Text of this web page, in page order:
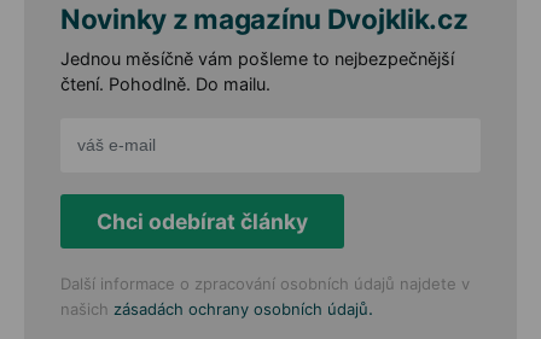
Novinky z magazínu Dvojklik.cz
Jednou měsíčně vám pošleme to nejbezpečnější
čtení. Pohodlně. Do mailu.
Chci odebírat články
Další informace o zpracování osobních údajů najdete v
našich zásadách ochrany osobních údajů.